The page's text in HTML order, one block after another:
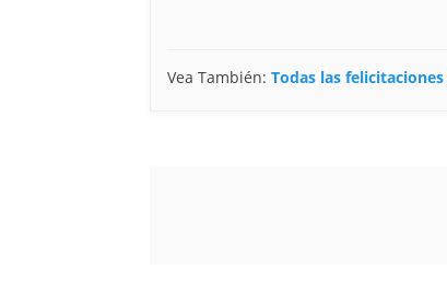
Vea También: Todas las